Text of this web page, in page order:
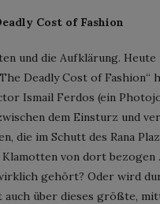
Cost of Fashion
und die Aufklärung.
Deadly Cost of
Ismail Ferdos (ein
dem Einsturz und
die im Schutt des Rana
von dort
gehört? Oder wird
über dieses größte,